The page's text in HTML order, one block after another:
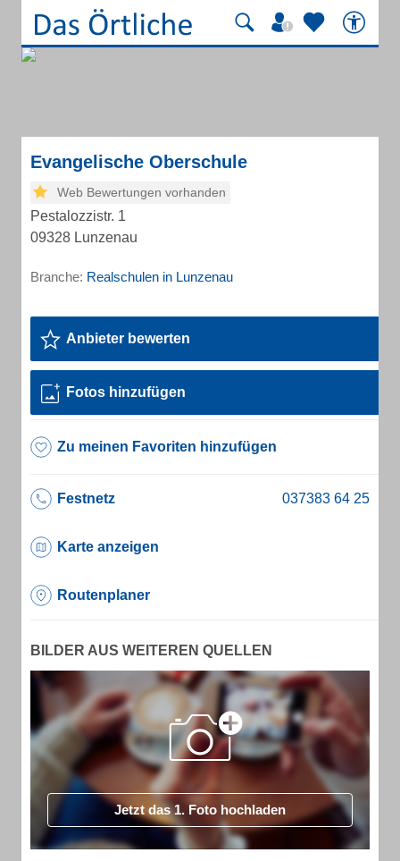
Evangelische Oberschule
Web Bewertungen vorhanden
Pestalozzistr. 1
09328 Lunzenau
Branche: Realschulen in Lunzenau
Anbieter bewerten
Fotos hinzufügen
Zu meinen Favoriten hinzufügen
Festnetz
Karte anzeigen
Routenplaner
BILDER AUS WEITEREN QUELLEN
Jetzt das 1. Foto hochladen